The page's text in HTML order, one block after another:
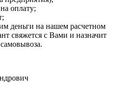
оплату;
деньги на нашем расчетном
свяжется с Вами и назначит